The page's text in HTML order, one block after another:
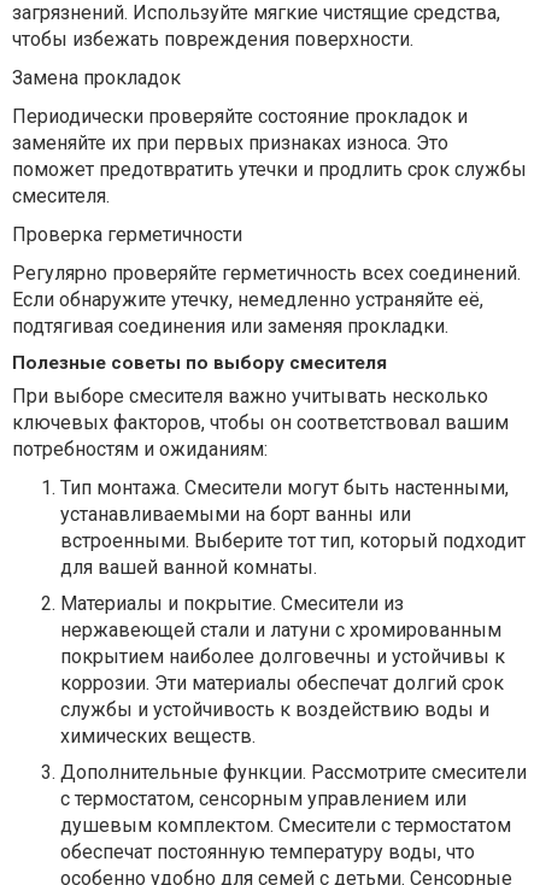
загрязнений. Используйте мягкие чистящие средства,
чтобы избежать повреждения поверхности.
Замена прокладок
Периодически проверяйте состояние прокладок и
заменяйте их при первых признаках износа. Это
поможет предотвратить утечки и продлить срок службы
смесителя.
Проверка герметичности
Регулярно проверяйте герметичность всех соединений.
Если обнаружите утечку, немедленно устраняйте её,
подтягивая соединения или заменяя прокладки.
Полезные советы по выбору смесителя
При выборе смесителя важно учитывать несколько
ключевых факторов, чтобы он соответствовал вашим
потребностям и ожиданиям:
Тип монтажа. Смесители могут быть настенными,
устанавливаемыми на борт ванны или
встроенными. Выберите тот тип, который подходит
для вашей ванной комнаты.
Материалы и покрытие. Смесители из
нержавеющей стали и латуни с хромированным
покрытием наиболее долговечны и устойчивы к
коррозии. Эти материалы обеспечат долгий срок
службы и устойчивость к воздействию воды и
химических веществ.
Дополнительные функции. Рассмотрите смесители
с термостатом, сенсорным управлением или
душевым комплектом. Смесители с термостатом
обеспечат постоянную температуру воды, что
особенно удобно для семей с детьми. Сенсорные